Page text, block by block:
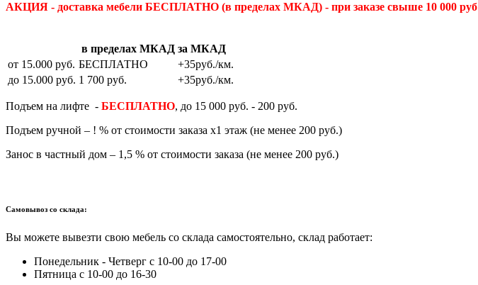
АКЦИЯ - доставка мебели БЕСПЛАТНО (в пределах МКАД) - при заказе свыше 10 000 руб
в пределах МКАД за МКАД
от 15.000 руб. БЕСПЛАТНО
+35руб./км.
до 15.000 руб. 1 700 руб. +35руб./км.
Подъем на лифте - БЕСПЛАТНО, до 15 000 руб. - 200 руб.
Подъем ручной – ! % от стоимости заказа х1 этаж (не менее 200 руб.)
Занос в частный дом – 1,5 % от стоимости заказа (не менее 200 руб.)
Самовывоз со склада:
Вы можете вывезти свою мебель со склада самостоятельно, склад работает:
Понедельник - Четверг с 10-00 до 17-00
Пятница с 10-00 до 16-30